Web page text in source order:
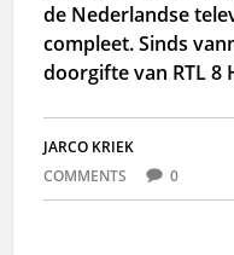
de Nederlandse
compleet. Sinds
doorgifte van RTL 8
JARCO KRIEK
COMMENTS
0